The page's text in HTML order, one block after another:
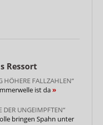
Ressort
HÖHERE FALLZAHLEN“
ist da
DER UNGEIMPFTEN“
bringen Spahn unter